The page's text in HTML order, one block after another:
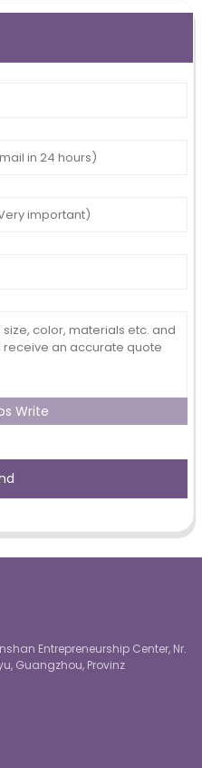
Write
Entrepreneurship Center, Nr.
Guangzhou, Provinz